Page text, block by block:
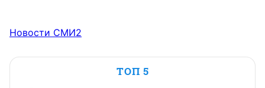
Новости СМИ2
ТОП 5